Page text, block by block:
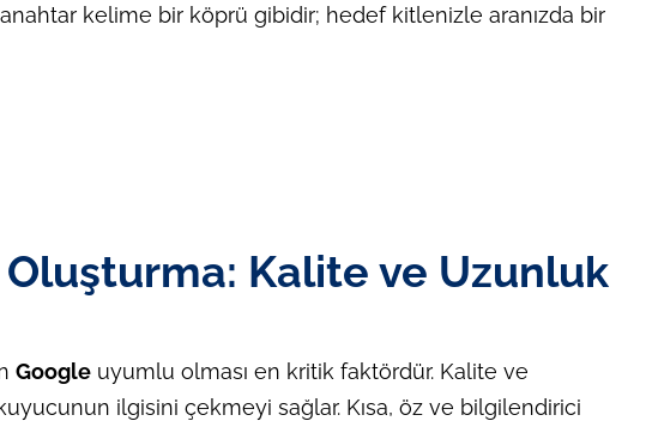
kelime bir köprü gibidir; hedef kitlenizle aranızda bir
Kalite ve Uzunluk
Googleuyumlu olması en kritik faktördür. Kalite ve
ilgisini çekmeyi sağlar. Kısa, öz ve bilgilendirici